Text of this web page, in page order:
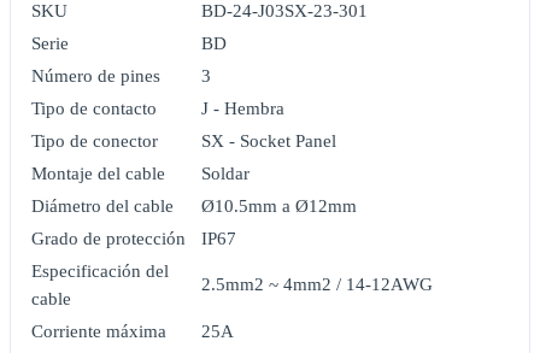
SKU
BD-24-J03SX-23-301
Serie
BD
Número de pines
3
Tipo de contacto
J - Hembra
Tipo de conector
SX - Socket Panel
Montaje del cable
Soldar
Diámetro del cable
Ø10.5mm a Ø12mm
Grado de protección
IP67
Especificación del
cable
2.5mm2 ~ 4mm2 / 14-12AWG
Corriente máxima
25A